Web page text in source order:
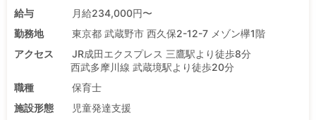
給与
月給234,000円〜
勤務地
東京都 武蔵野市 西久保2-12-7 メゾン欅1階
アクセス
JR成田エクスプレス 三鷹駅より徒歩8分
西武多摩川線 武蔵境駅より徒歩20分
職種
保育士
施設形態
児童発達支援